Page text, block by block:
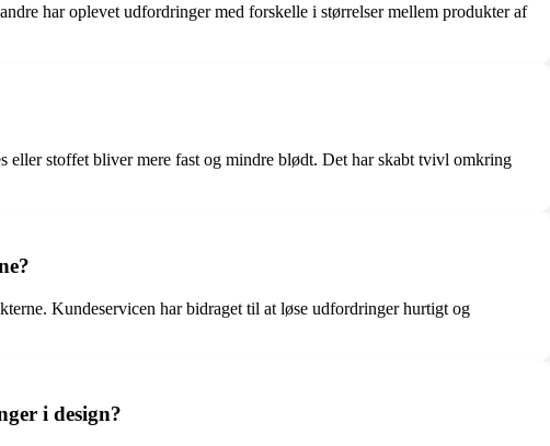
har oplevet udfordringer med forskelle i størrelser mellem produkter af
stoffet bliver mere fast og mindre blødt. Det har skabt tvivl omkring
Kundeservicen har bidraget til at løse udfordringer hurtigt og
i design?